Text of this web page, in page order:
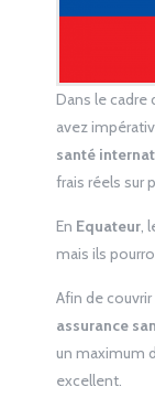
Dans le cadre
avez
santé
frais réels sur
En Equateur,
mais ils
Afin de
assurance
un maximum
excellent.